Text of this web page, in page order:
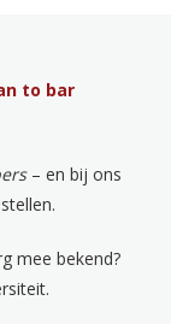
to bar
– en bij ons
mee bekend?